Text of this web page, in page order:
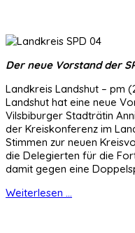
Der neue Vorstand der
Landkreis Landshut – pm
Landshut hat eine neue
Vilsbiburger Stadträtin
der Kreiskonferenz im
Stimmen zur neuen
die Delegierten für die
damit gegen eine
Weiterlesen ...